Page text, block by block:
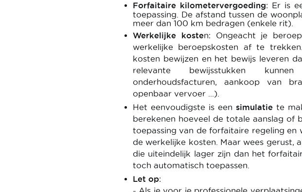
Forfaitaire kilometervergoeding: Er is
toepassing. De afstand tussen de
meer dan 100 km bedragen (enkele rit).
Werkelijke kosten: Ongeacht je
werkelijke beroepskosten af te
kosten bewijzen en het bewijs leveren
relevante bewijsstukken kunnen
onderhoudsfacturen, aankoop van
openbaar vervoer …).
Het eenvoudigste is een simulatie te
berekenen hoeveel de totale aanslag of
toepassing van de forfaitaire regeling
de werkelijke kosten. Maar wees gerust,
die uiteindelijk lager zijn dan het
toch automatisch toepassen.
Let op: